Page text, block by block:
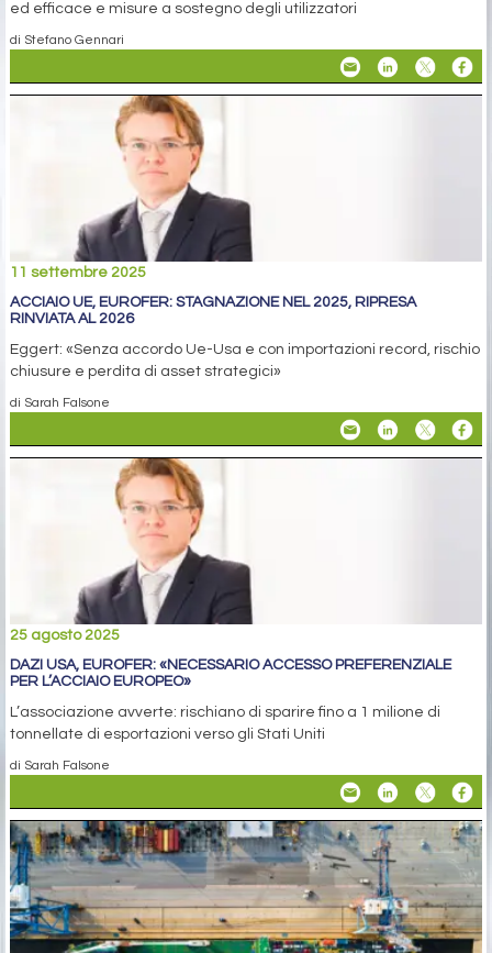
ed efficace e misure a sostegno degli utilizzatori
di Stefano Gennari
11 settembre 2025
ACCIAIO UE, EUROFER: STAGNAZIONE NEL 2025, RIPRESA
RINVIATA AL 2026
Eggert: «Senza accordo Ue-Usa e con importazioni record, rischio
chiusure e perdita di asset strategici»
di Sarah Falsone
25 agosto 2025
DAZI USA, EUROFER: «NECESSARIO ACCESSO PREFERENZIALE
PER L’ACCIAIO EUROPEO»
L’associazione avverte: rischiano di sparire fino a 1 milione di
tonnellate di esportazioni verso gli Stati Uniti
di Sarah Falsone